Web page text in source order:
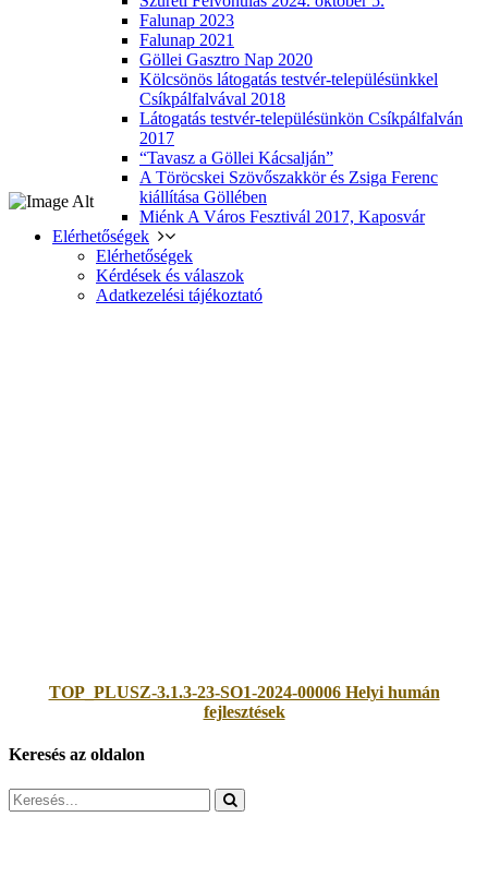
Falunap 2023
Falunap 2021
Göllei Gasztro Nap 2020
Kölcsönös látogatás testvér-településünkkel
Csíkpálfalvával 2018
Látogatás testvér-településünkön Csíkpálfalván
2017
“Tavasz a Göllei Kácsalján”
A Töröcskei Szövőszakkör és Zsiga Ferenc
kiállítása Göllében
Miénk A Város Fesztivál 2017, Kaposvár
Elérhetőségek
Elérhetőségek
Kérdések és válaszok
Adatkezelési tájékoztató
TOP_PLUSZ-3.1.3-23-SO1-2024-00006 Helyi humán
fejlesztések
Keresés az oldalon
Search
for: